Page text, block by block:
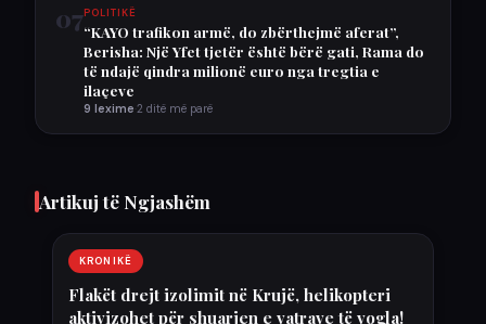
07POLITIKË
“KAYO trafikon armë, do zbërthejmë aferat”,
Berisha: Një Yfet tjetër është bërë gati, Rama do
të ndajë qindra milionë euro nga tregtia e
ilaçeve
9 lexime 2 ditë më parë
Artikuj të Ngjashëm
KRONIKË
Flakët drejt izolimit në Krujë, helikopteri
aktivizohet për shuarjen e vatrave të vogla!